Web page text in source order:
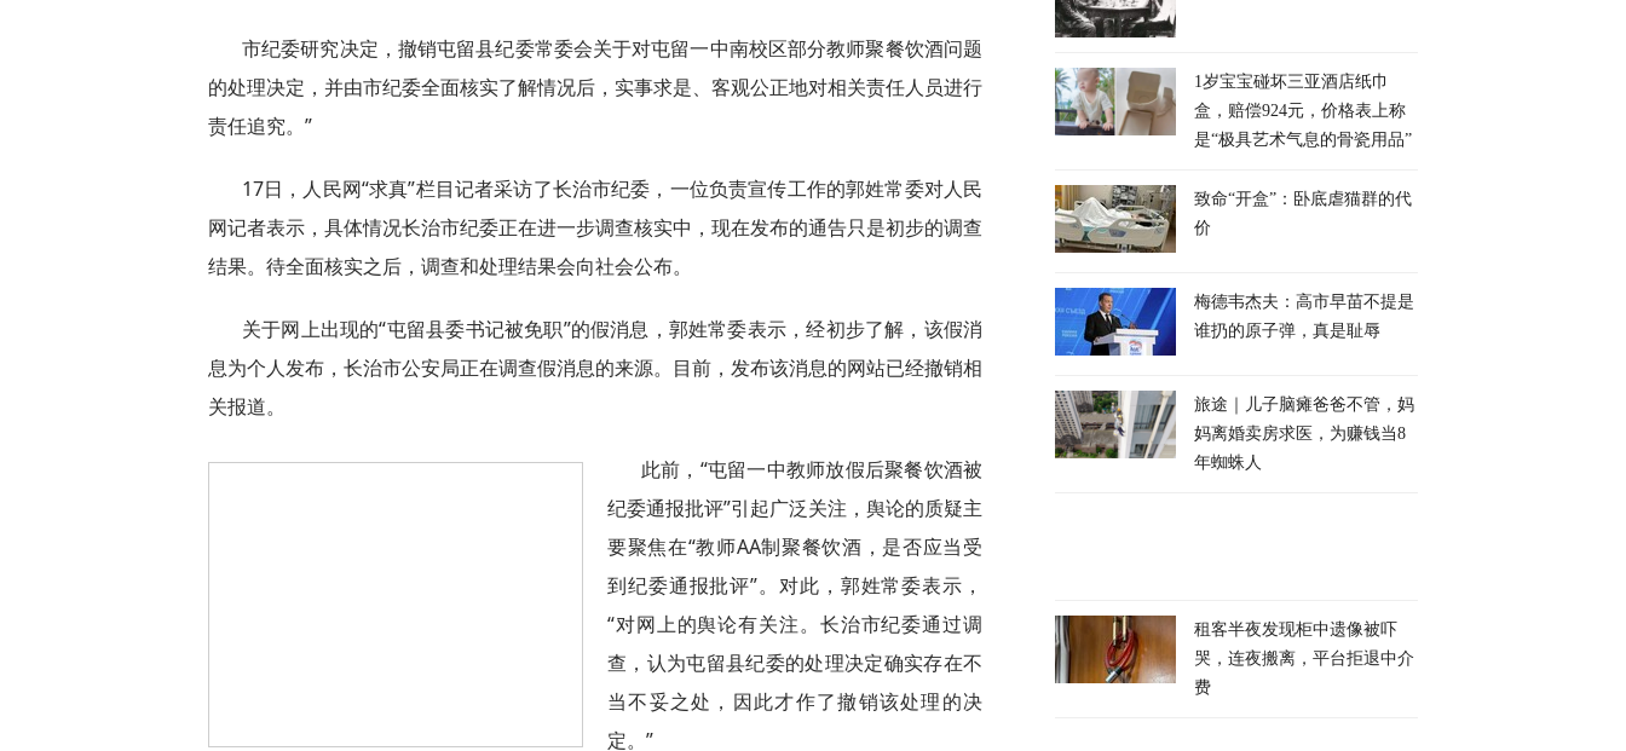
市纪委研究决定，撤销屯留县纪委常委会关于对屯留一中南校区部分教师聚餐饮酒问题
的处理决定，并由市纪委全面核实了解情况后，实事求是、客观公正地对相关责任人员进行
责任追究。”
17日，人民网“求真”栏目记者采访了长治市纪委，一位负责宣传工作的郭姓常委对人民
网记者表示，具体情况长治市纪委正在进一步调查核实中，现在发布的通告只是初步的调查
结果。待全面核实之后，调查和处理结果会向社会公布。
关于网上出现的“屯留县委书记被免职”的假消息，郭姓常委表示，经初步了解，该假消
息为个人发布，长治市公安局正在调查假消息的来源。目前，发布该消息的网站已经撤销相
关报道。
此前，“屯留一中教师放假后聚餐饮酒被
纪委通报批评”引起广泛关注，舆论的质疑主
要聚焦在“教师AA制聚餐饮酒，是否应当受
到纪委通报批评”。对此，郭姓常委表示，
“对网上的舆论有关注。长治市纪委通过调
查，认为屯留县纪委的处理决定确实存在不
当不妥之处，因此才作了撤销该处理的决
定。”
1岁宝宝碰坏三亚酒店纸巾
盒，赔偿924元，价格表上称
是“极具艺术气息的骨瓷用品”
致命“开盒”：卧底虐猫群的代
价
梅德韦杰夫：高市早苗不提是
谁扔的原子弹，真是耻辱
旅途｜儿子脑瘫爸爸不管，妈
妈离婚卖房求医，为赚钱当8
年蜘蛛人
租客半夜发现柜中遗像被吓
哭，连夜搬离，平台拒退中介
费